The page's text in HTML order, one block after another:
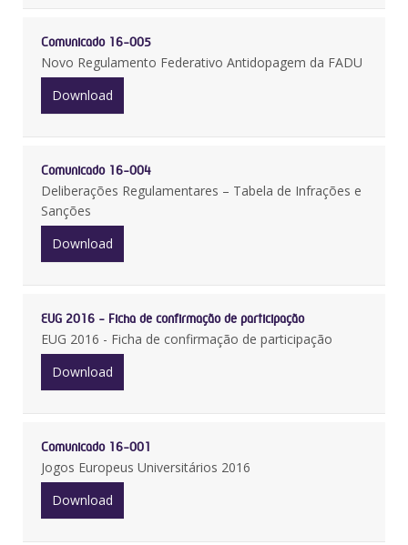
Comunicado 16-005
Novo Regulamento Federativo Antidopagem da FADU
Download
Comunicado 16-004
Deliberações Regulamentares – Tabela de Infrações e
Sanções
Download
EUG 2016 - Ficha de confirmação de participação
EUG 2016 - Ficha de confirmação de participação
Download
Comunicado 16-001
Jogos Europeus Universitários 2016
Download